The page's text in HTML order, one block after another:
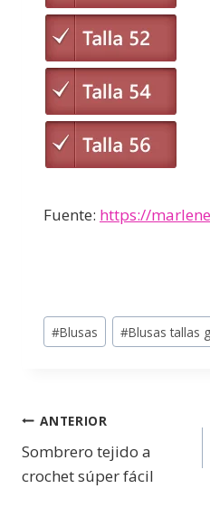
Fuente: https://
#Blusas #Blusas tallas
ANTERIOR
Sombrero tejido a
crochet súper fácil